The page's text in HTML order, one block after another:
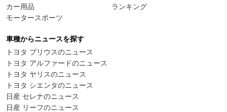
カー用品
モータースポーツ
ランキング
車種からニュースを探す
トヨタ プリウスのニュース
トヨタ アルファードのニュース
トヨタ ヤリスのニュース
トヨタ シエンタのニュース
日産 セレナのニュース
日産 リーフのニュース